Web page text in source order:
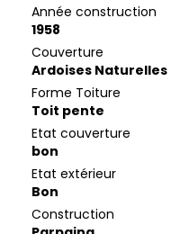
Année construction
1958
Couverture
Ardoises Naturelles
Forme Toiture
Toit pente
Etat couverture
bon
Etat extérieur
Bon
Construction